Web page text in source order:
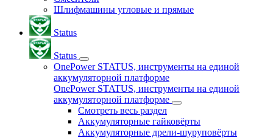
Шлифмашины угловые и прямые
Status
Status
OnePower STATUS, инструменты на единой
аккумуляторной платформе
OnePower STATUS, инструменты на единой
аккумуляторной платформе
Смотреть весь раздел
Аккумуляторные гайковёрты
Аккумуляторные дрели-шуруповёрты